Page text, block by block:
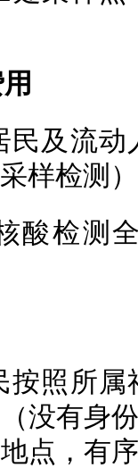
民及流
样检测
酸检测
按照所
没有身
点，有